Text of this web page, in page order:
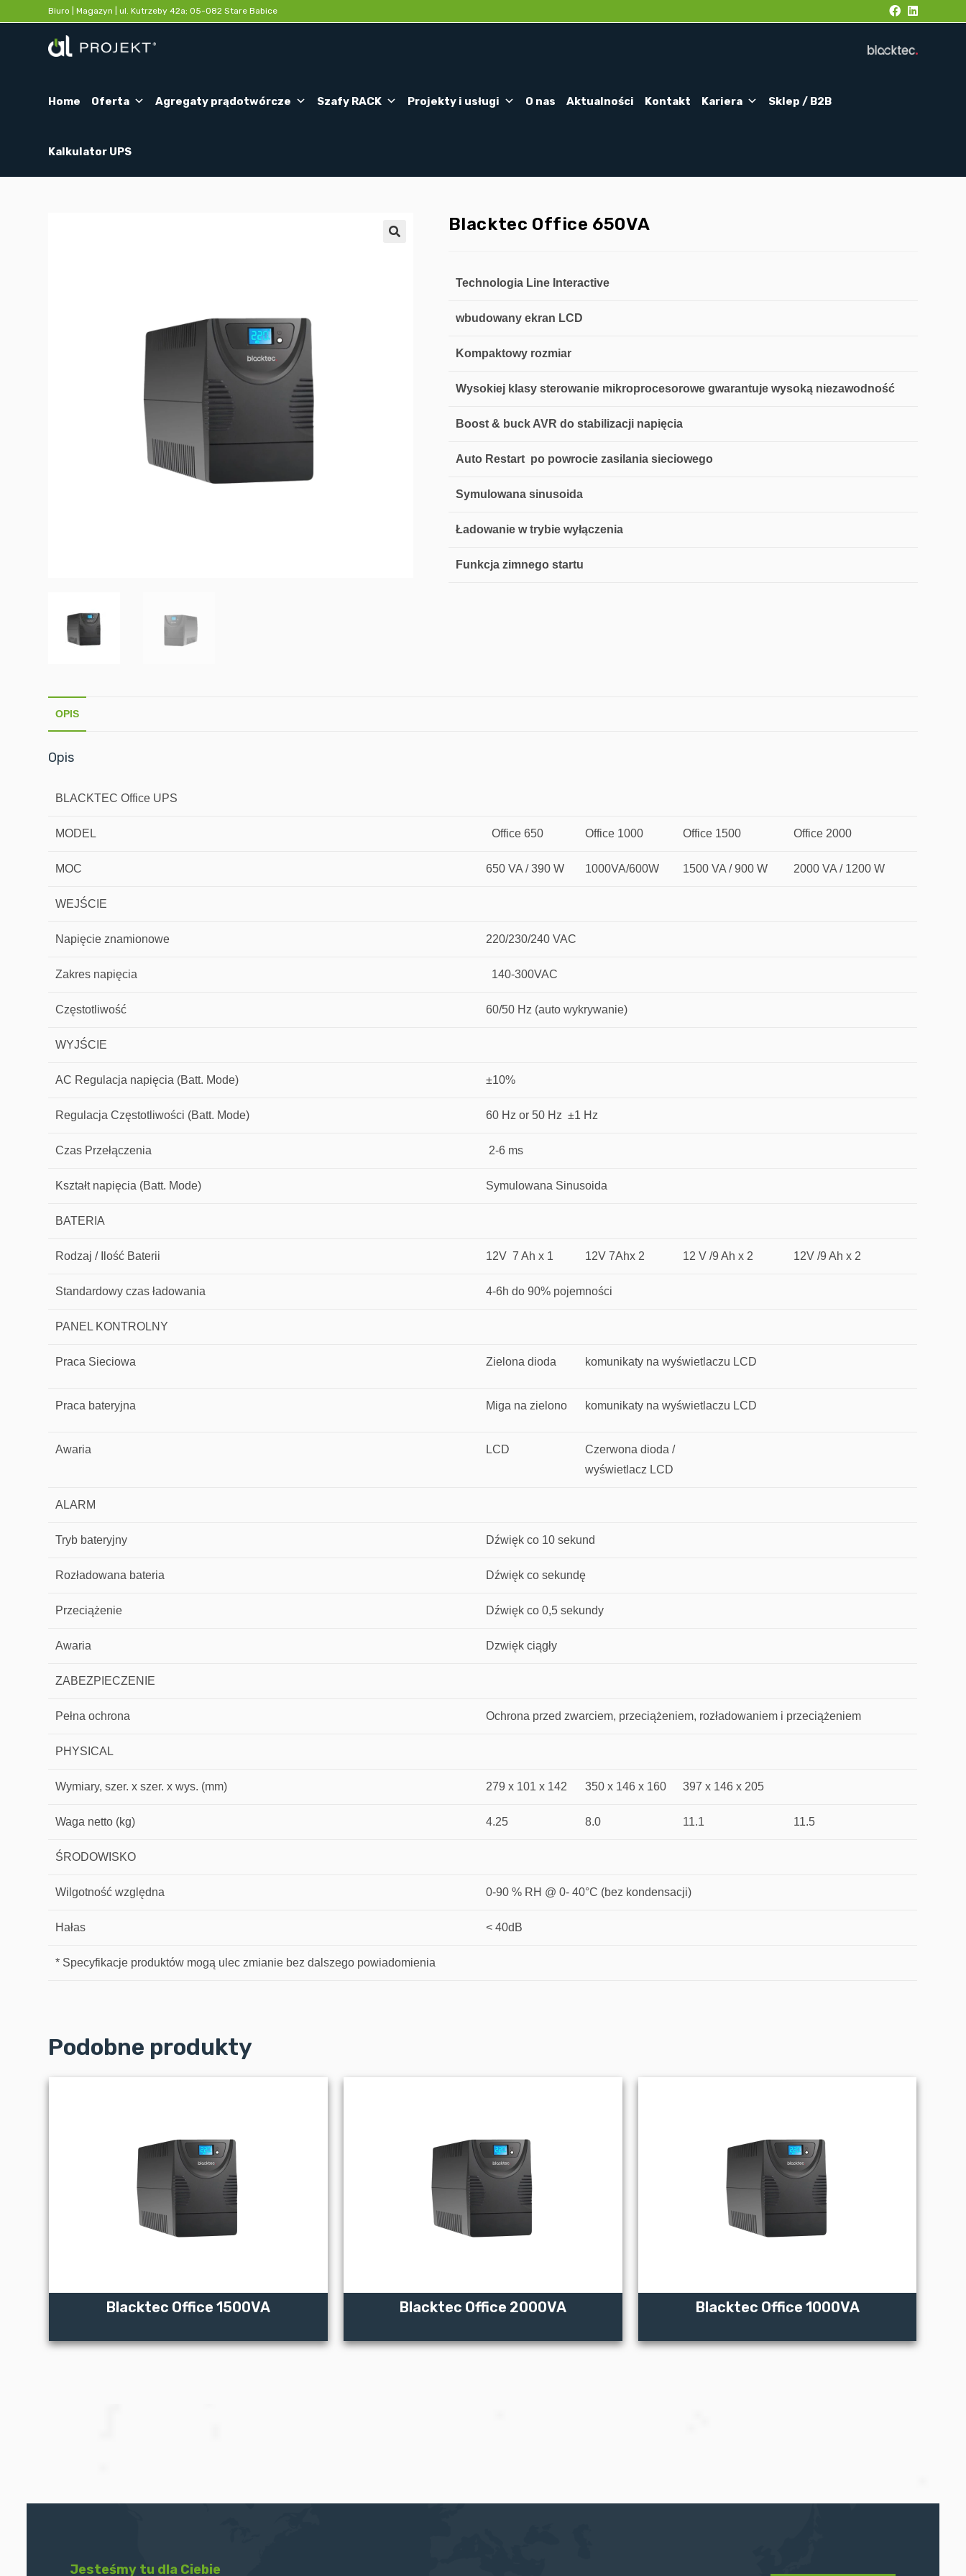
Biuro | Magazyn | ul. Kutrzeby 42a; 05-082 Stare Babice
Home Oferta Agregaty prądotwórcze Szafy RACK Projekty i usługi O nas Aktualności Kontakt Kariera Sklep / B2B
Kalkulator UPS
Blacktec Office 650VA
Technologia Line Interactive
wbudowany ekran LCD
Kompaktowy rozmiar
Wysokiej klasy sterowanie mikroprocesorowe gwarantuje wysoką niezawodność
Boost & buck AVR do stabilizacji napięcia
Auto Restart po powrocie zasilania sieciowego
Symulowana sinusoida
Ładowanie w trybie wyłączenia
Funkcja zimnego startu
OPIS
Opis
BLACKTEC Office UPS
MODEL Office 650 Office 1000 Office 1500 Office 2000
MOC 650 VA / 390 W 1000VA/600W 1500 VA / 900 W 2000 VA / 1200 W
WEJŚCIE
Napięcie znamionowe 220/230/240 VAC
Zakres napięcia 140-300VAC
Częstotliwość 60/50 Hz (auto wykrywanie)
WYJŚCIE
AC Regulacja napięcia (Batt. Mode) ±10%
Regulacja Częstotliwości (Batt. Mode) 60 Hz or 50 Hz ±1 Hz
Czas Przełączenia 2-6 ms
Kształt napięcia (Batt. Mode) Symulowana Sinusoida
BATERIA
Rodzaj / Ilość Baterii 12V 7 Ah x 1 12V 7Ahx 2 12 V /9 Ah x 2 12V /9 Ah x 2
Standardowy czas ładowania 4-6h do 90% pojemności
PANEL KONTROLNY
Praca Sieciowa Zielona dioda komunikaty na wyświetlaczu LCD
Praca bateryjna Miga na zielono komunikaty na wyświetlaczu LCD
Awaria LCD
Czerwona dioda /
wyświetlacz LCD
ALARM
Tryb bateryjny Dźwięk co 10 sekund
Rozładowana bateria Dźwięk co sekundę
Przeciążenie Dźwięk co 0,5 sekundy
Awaria Dzwięk ciągły
ZABEZPIECZENIE
Pełna ochrona Ochrona przed zwarciem, przeciążeniem, rozładowaniem i przeciążeniem
PHYSICAL
Wymiary, szer. x szer. x wys. (mm) 279 x 101 x 142 350 x 146 x 160 397 x 146 x 205
Waga netto (kg) 4.25 8.0 11.1 11.5
ŚRODOWISKO
Wilgotność względna 0-90 % RH @ 0- 40°C (bez kondensacji)
Hałas < 40dB
* Specyfikacje produktów mogą ulec zmianie bez dalszego powiadomienia
Podobne produkty
ZOBACZ WIĘCEJ
Blacktec Office 1500VA ZOBACZ WIĘCEJ
Blacktec Office 2000VA ZOBACZ WIĘCEJ
Blacktec Office 1000VA
Jesteśmy tu dla Ciebie